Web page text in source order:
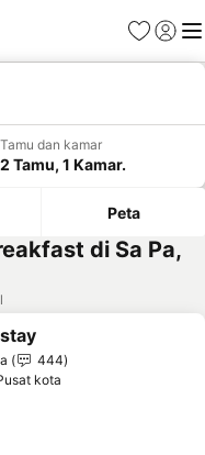
FavoritLogin
Tamu dan kamar
2 Tamu, 1 Kamar.
Peta
di Sa Pa,
ke favorit
444
kota